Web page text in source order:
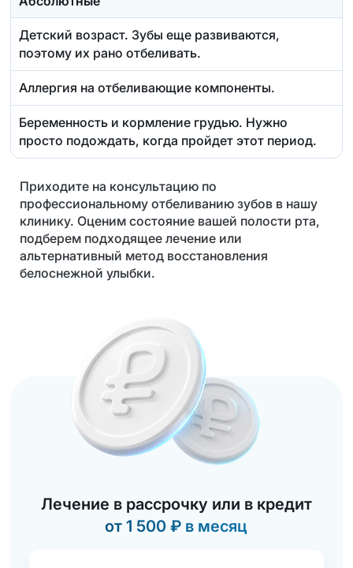
Детский возраст. Зубы еще развиваются,
поэтому их рано отбеливать.
Аллергия на отбеливающие компоненты.
Беременность и кормление грудью. Нужно
просто подождать, когда пройдет этот период.
Приходите на консультацию по
профессиональному отбеливанию зубов в нашу
клинику. Оценим состояние вашей полости рта,
подберем подходящее лечение или
альтернативный метод восстановления
белоснежной улыбки.
Лечение в рассрочку или в кредит
от 1 500 ₽ в месяц